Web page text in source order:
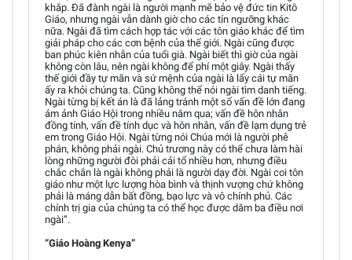
khắp. Đã đành ngài là người mạnh mẽ bảo vệ đức tin Kitô
Giáo, nhưng ngài vẫn dành giờ cho các tín ngưỡng khác
nữa. Ngài đã tìm cách hợp tác với các tôn giáo khác để tìm
giải pháp cho các cơn bệnh của thế giới. Ngài cũng được
ban phúc kiên nhẫn của tuổi già. Ngài biết thì giờ của ngài
không còn lâu, nên ngài không để phí một giây. Ngài thấy
thế giới đầy tự mãn và sứ mệnh của ngài là lấy cái tự mãn
ấy ra khỏi chúng ta. Cũng không thể nói ngài tìm danh tiếng.
Ngài từng bị kết án là đã lảng tránh một số vấn đề lớn đang
ám ảnh Giáo Hội trong nhiều năm qua; vấn đề hôn nhân
đồng tính, vấn đề tính dục và hôn nhân, vấn đề lạm dụng trẻ
em trong Giáo Hội. Ngài từng nói Chúa mới là người phê
phán, không phải ngài. Chủ trương này có thể chưa làm hài
lòng những người đòi phải cải tổ nhiều hơn, nhưng điều
chắc chắn là ngài không phải là người dạy đời. Ngài coi tôn
giáo như một lực lượng hòa bình và thịnh vượng chứ không
phải là máng dẫn bất đồng, bạo lực và vô chính phủ. Các
chính trị gia của chúng ta có thể học được dăm ba điều nơi
ngài”.
“Giáo Hoàng Kenya”